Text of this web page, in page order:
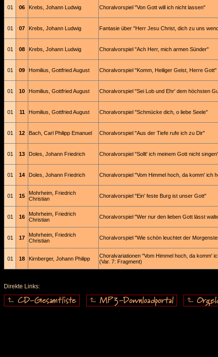
01 06 Krebs, Johann Ludwig Choralvorspiel "Von Gott will ich nicht lassen"
01 07 Krebs, Johann Ludwig Fantasie über "Herr Jesu Christ, dich zu uns
01 08 Krebs, Johann Ludwig Choralvorspiel "Ach Herr, mich armen Sünder"
01 09 Homilius, Gottfried August Choralvorspiel "Komm, Heiliger Geist, Herre Gott"
01 10 Homilius, Gottfried August Choralvorspiel "Sei Lob und Ehr' dem höchsten
01 11 Homilius, Gottfried August Choralvorspiel "Schmücke dich, o liebe Seele"
01 12 Bach, Carl Philipp Emanuel Choralvorspiel "Aus der Tiefe rufe ich zu Dir"
01 13 Doles, Johann Friedrich Choralvorspiel "Sollt' ich meinem Gott nicht
01 14 Doles, Johann Friedrich Choralvorspiel "Vom Himmel hoch, da komm' ich
01 15
Mohrheim, Friedrich
Christian
Choralvorspiel "Ein' feste Burg ist unser Gott"
01 16
Mohrheim, Friedrich
Christian
Choralvorspiel "Wer nur den lieben Gott lässt
01 17
Mohrheim, Friedrich
Christian
Choralvorspiel "Wie schön leuchtet der
01 18 Kirnberger, Johann Philipp
Choralvariationen "Vom Himmel hoch, da komm'
(Var. 7: Fragment)
Direkte Links: